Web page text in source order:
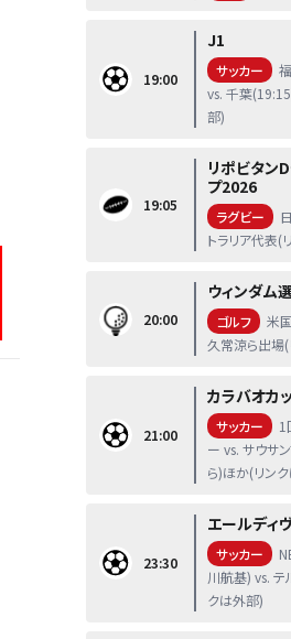
19:00
J1
サッカー
vs. 千葉
部)
19:05
リポビタン
プ2026
ラグビー
トラリア代表(
20:00
ウィンダム
ゴルフ
米
久常涼ら出場
21:00
カラバオカ
サッカー
1
ー vs. サウサ
ら)ほか(リン
23:30
エールディ
サッカー
川航基) vs. テ
クは外部)